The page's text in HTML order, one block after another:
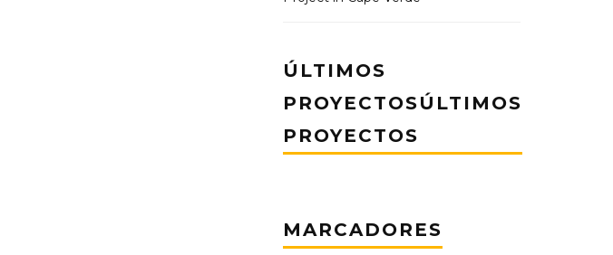
ÚLTIMOS
PROYECTOSÚLTIMOS
PROYECTOS
MARCADORES